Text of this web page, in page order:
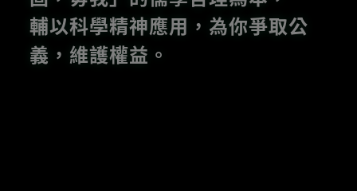
輔以科學精神應用，為你爭取公
義，維護權益。